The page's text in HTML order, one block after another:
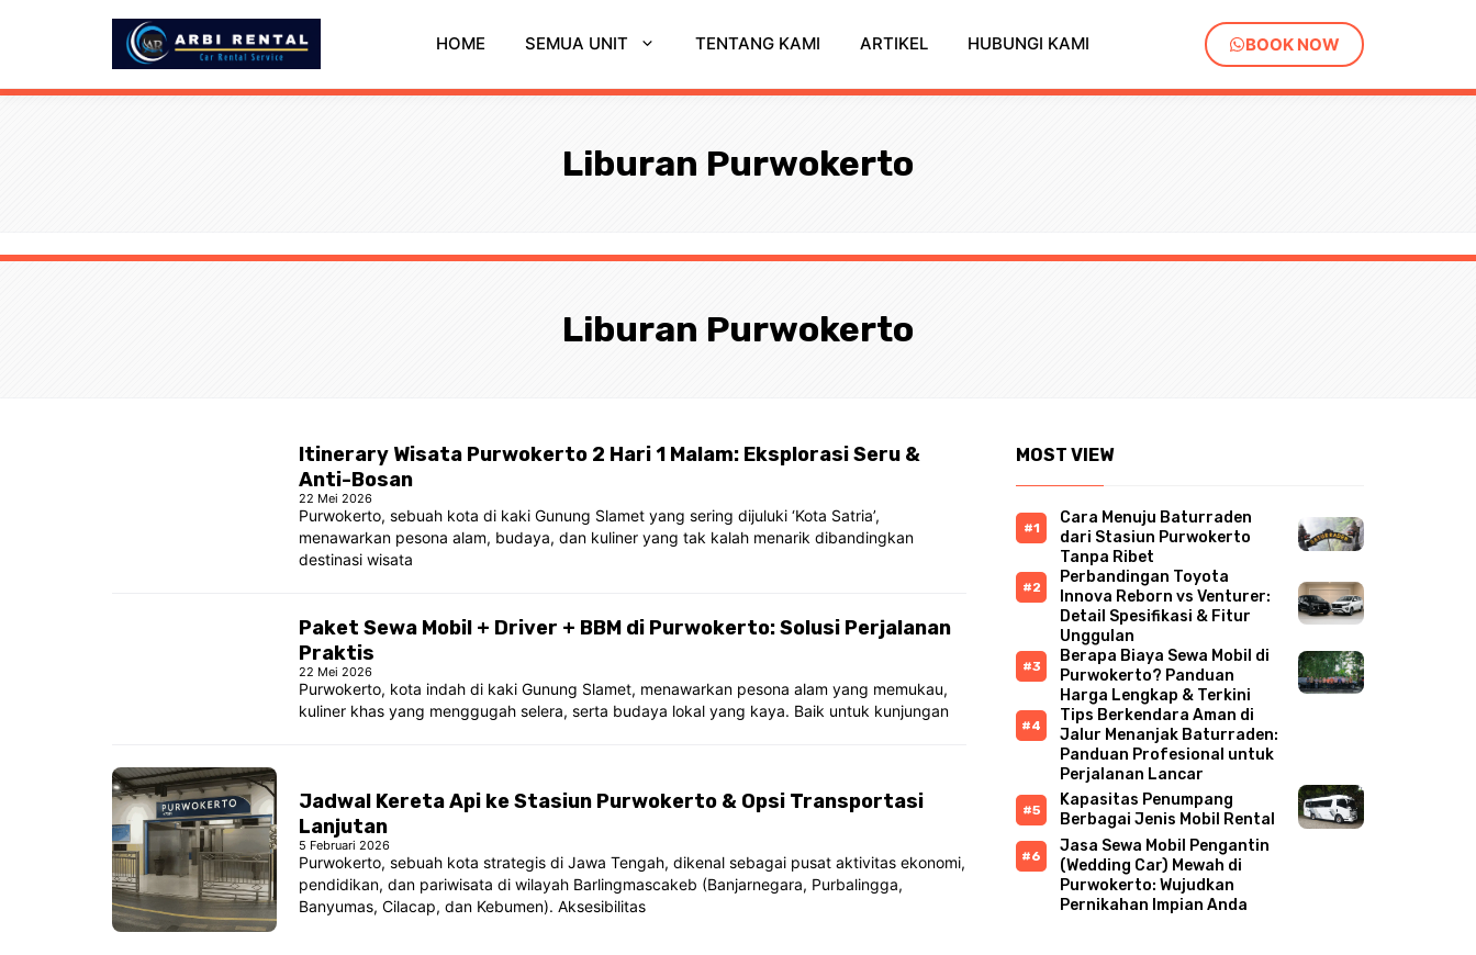
BOOK NOW
HOME SEMUA UNIT TENTANG KAMI ARTIKEL HUBUNGI KAMI
Liburan Purwokerto
Liburan Purwokerto
Itinerary Wisata Purwokerto 2 Hari 1 Malam: Eksplorasi Seru &
Anti-Bosan
22 Mei 2026
Purwokerto, sebuah kota di kaki Gunung Slamet yang sering dijuluki ‘Kota Satria’,
menawarkan pesona alam, budaya, dan kuliner yang tak kalah menarik dibandingkan
destinasi wisata
Paket Sewa Mobil + Driver + BBM di Purwokerto: Solusi Perjalanan
Praktis
22 Mei 2026
Purwokerto, kota indah di kaki Gunung Slamet, menawarkan pesona alam yang memukau,
kuliner khas yang menggugah selera, serta budaya lokal yang kaya. Baik untuk kunjungan
Jadwal Kereta Api ke Stasiun Purwokerto & Opsi Transportasi
Lanjutan
5 Februari 2026
Purwokerto, sebuah kota strategis di Jawa Tengah, dikenal sebagai pusat aktivitas ekonomi,
pendidikan, dan pariwisata di wilayah Barlingmascakeb (Banjarnegara, Purbalingga,
Banyumas, Cilacap, dan Kebumen). Aksesibilitas
MOST VIEW
Cara Menuju Baturraden
dari Stasiun Purwokerto
Tanpa Ribet
Perbandingan Toyota
Innova Reborn vs Venturer:
Detail Spesifikasi & Fitur
Unggulan
Berapa Biaya Sewa Mobil di
Purwokerto? Panduan
Harga Lengkap & Terkini
Tips Berkendara Aman di
Jalur Menanjak Baturraden:
Panduan Profesional untuk
Perjalanan Lancar
Kapasitas Penumpang
Berbagai Jenis Mobil Rental
Jasa Sewa Mobil Pengantin
(Wedding Car) Mewah di
Purwokerto: Wujudkan
Pernikahan Impian Anda